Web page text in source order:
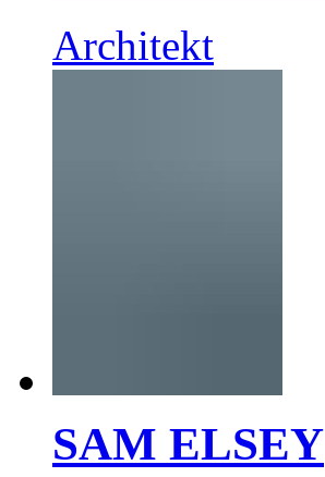
Architekt
SAM ELSEY